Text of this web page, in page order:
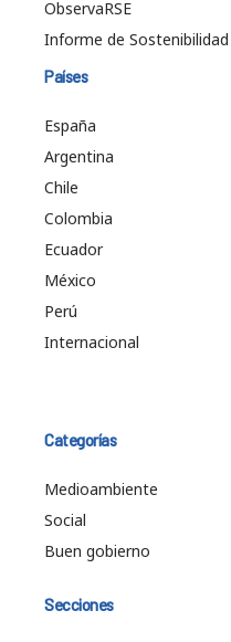
ObservaRSE
Informe de Sostenibilidad
Países
España
Argentina
Chile
Colombia
Ecuador
México
Perú
Internacional
Categorías
Medioambiente
Social
Buen gobierno
Secciones